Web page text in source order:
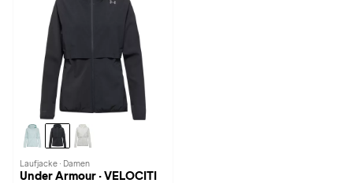
Laufjacke · Damen
Under Armour · VELOCITI